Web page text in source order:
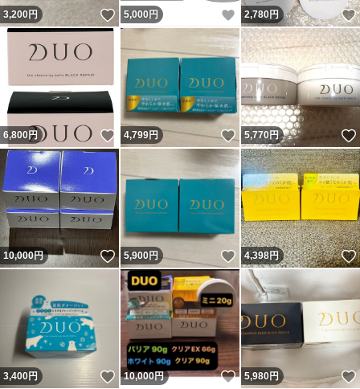
3,200円 いいね！
5,000 円 いいね！
2,780円
6,800円 いいね！
4,799円 いいね！
5,770円
10,000円 いいね！
5,900 円 いいね！
4,398円
3,400円 いいね！
10,000円 いいね！
5,980円